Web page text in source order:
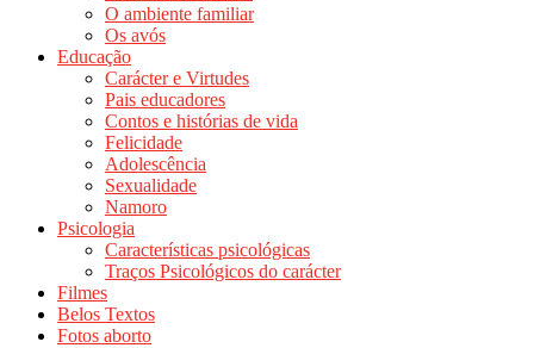
O ambiente familiar
Os avós
Educação
Carácter e Virtudes
Pais educadores
Contos e histórias de vida
Felicidade
Adolescência
Sexualidade
Namoro
Psicologia
Características psicológicas
Traços Psicológicos do carácter
Filmes
Belos Textos
Fotos aborto